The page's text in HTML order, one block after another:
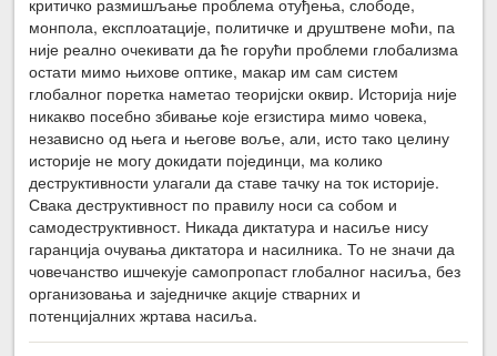
критичко размишљање проблема отуђења, слободе,
монпола, експлоатације, политичке и друштвене моћи, па
није реално очекивати да ће горући проблеми глобализма
остати мимо њихове оптике, макар им сам систем
глобалног поретка наметао теоријски оквир. Историја није
никакво посебно збивање које егзистира мимо човека,
независно од њега и његове воље, али, исто тако целину
историје не могу докидати појединци, ма колико
деструктивности улагали да ставе тачку на ток историје.
Свака деструктивност по правилу носи са собом и
самодеструктивност. Никада диктатура и насиље нису
гаранција очувања диктатора и насилника. То не значи да
човечанство ишчекује самопропаст глобалног насиља, без
организовања и заједничке акције стварних и
потенцијалних жртава насиља.